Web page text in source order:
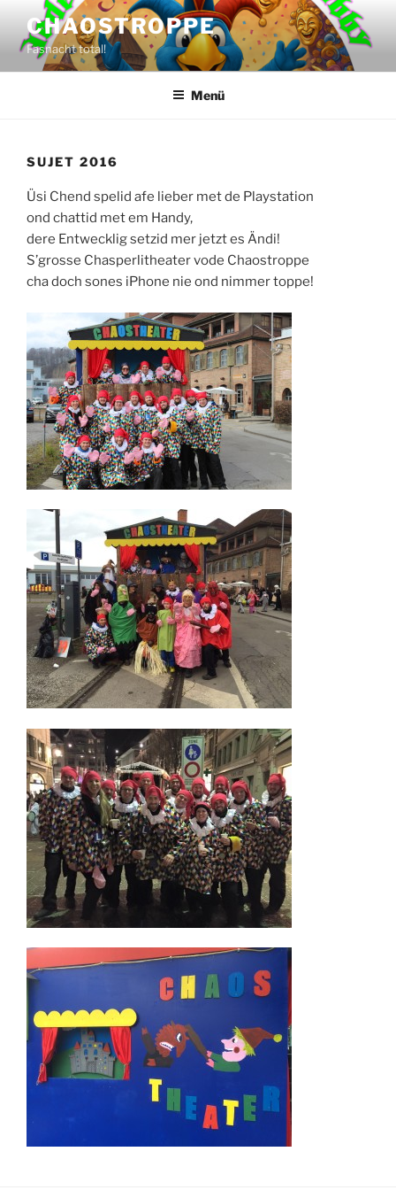
Inhalt
springen
CHAOSTROPPE
Fasnacht total!
Menü
SUJET 2016
Üsi Chend spelid afe lieber met de Playstation
ond chattid met em Handy,
dere Entwecklig setzid mer jetzt es Ändi!
S’grosse Chasperlitheater vode Chaostroppe
cha doch sones iPhone nie ond nimmer toppe!